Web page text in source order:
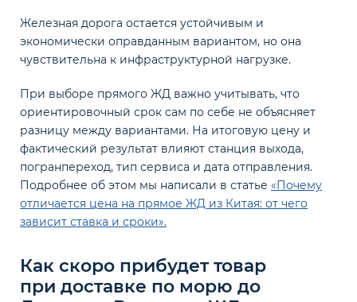
Железная дорога остается устойчивым и
экономически оправданным вариантом, но она
чувствительна к инфраструктурной нагрузке.
При выборе прямого ЖД важно учитывать, что
ориентировочный срок сам по себе не объясняет
разницу между вариантами. На итоговую цену и
фактический результат влияют станция выхода,
погранпереход, тип сервиса и дата отправления.
Подробнее об этом мы написали в статье «Почему
отличается цена на прямое ЖД из Китая: от чего
зависит ставка и сроки».
Как скоро прибудет товар
при доставке по морю до